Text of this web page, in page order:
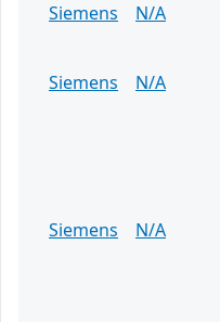
Siemens
N/A
Siemens
N/A
Siemens
N/A